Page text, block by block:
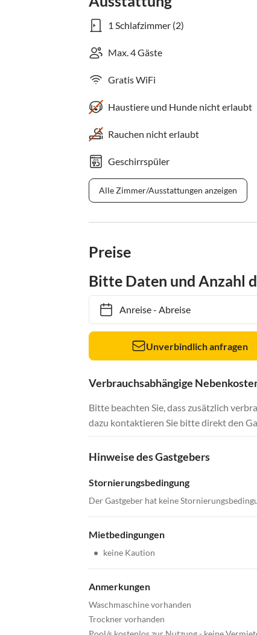
1 Schlafzimmer (2)
Max. 4 Gäste
Gratis WiFi
Haustiere und Hunde nicht erlaubt
Rauchen nicht erlaubt
Geschirrspüler
Alle Zimmer/Ausstattungen anzeigen
Preise
Bitte Daten und Anzahl
Anreise- Abreise
Unverbindlich anfragen
Verbrauchsabhängige
Bitte beachten Sie, dass zusätzlich
dazu kontaktieren Sie bitte direkt den
Hinweise des Gastgebers
Stornierungsbedingung
Der Gastgeber hat keine
Mietbedingungen
• keine Kaution
Anmerkungen
Waschmaschine vorhanden
Trockner vorhanden